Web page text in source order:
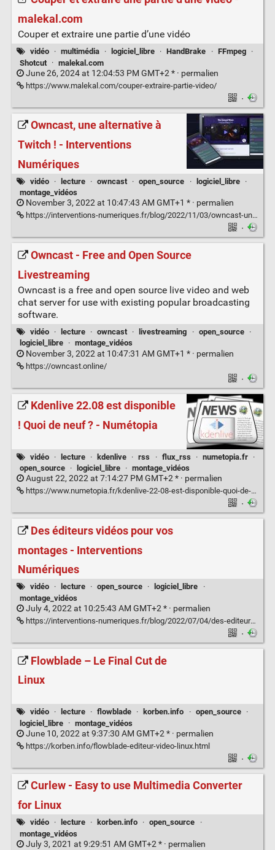
malekal.com
Couper et extraire une partie d’une vidéo
vidéo · multimédia · logiciel_libre · HandBrake · FFmpeg
·
Shotcut
· malekal.com
June 26, 2024 at 12:04:53 PM GMT+2 * · permalien
https://www.malekal.com/couper-extraire-partie-video/
·
Owncast, une alternative à
Twitch ! - Interventions
Numériques
vidéo · lecture · owncast · open_source · logiciel_libre
·
montage_vidéos
November 3, 2022 at 10:47:43 AM GMT+1 * · permalien
https://interventions-numeriques.fr/blog/2022/11/03/owncast-une-alternative-a-twitch/
·
Owncast - Free and Open Source
Livestreaming
Owncast is a free and open source live video and web
chat server for use with existing popular broadcasting
software.
vidéo · lecture · owncast · livestreaming · open_source
·
logiciel_libre
· montage_vidéos
November 3, 2022 at 10:47:31 AM GMT+1 * · permalien
https://owncast.online/
·
Kdenlive 22.08 est disponible
! Quoi de neuf ? - Numétopia
vidéo · lecture · kdenlive · rss · flux_rss · numetopia.fr
·
open_source
· logiciel_libre · montage_vidéos
August 22, 2022 at 7:14:27 PM GMT+2 * · permalien
https://www.numetopia.fr/kdenlive-22-08-est-disponible-quoi-de-neuf/#utm_source=rss&utm_medium=rss&utm_campaign=kdenlive-22-08-est-disponible-quoi-de-neuf
·
Des éditeurs vidéos pour vos
montages - Interventions
Numériques
vidéo · lecture · open_source · logiciel_libre
·
montage_vidéos
July 4, 2022 at 10:25:43 AM GMT+2 * · permalien
https://interventions-numeriques.fr/blog/2022/07/04/des-editeurs-videos-pour-vos-montages/
·
Flowblade – Le Final Cut de
Linux
vidéo · lecture · flowblade · korben.info · open_source
·
logiciel_libre
· montage_vidéos
June 10, 2022 at 9:37:30 AM GMT+2 * · permalien
https://korben.info/flowblade-editeur-video-linux.html
·
Curlew - Easy to use Multimedia Converter
for Linux
vidéo · lecture · korben.info · open_source
·
montage_vidéos
July 3, 2021 at 9:29:51 AM GMT+2 * · permalien